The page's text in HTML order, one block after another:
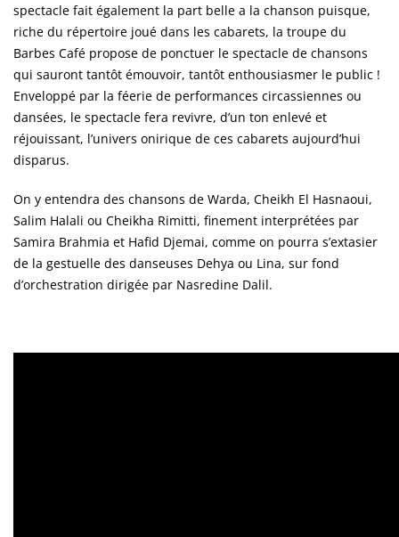
spectacle fait également la part belle a la chanson puisque,
riche du répertoire joué dans les cabarets, la troupe du
Barbes Café propose de ponctuer le spectacle de chansons
qui sauront tantôt émouvoir, tantôt enthousiasmer le public !
Enveloppé par la féerie de performances circassiennes ou
dansées, le spectacle fera revivre, d’un ton enlevé et
réjouissant, l’univers onirique de ces cabarets aujourd’hui
disparus.
On y entendra des chansons de Warda, Cheikh El Hasnaoui,
Salim Halali ou Cheikha Rimitti, finement interprétées par
Samira Brahmia et Hafid Djemai, comme on pourra s’extasier
de la gestuelle des danseuses Dehya ou Lina, sur fond
d’orchestration dirigée par Nasredine Dalil.